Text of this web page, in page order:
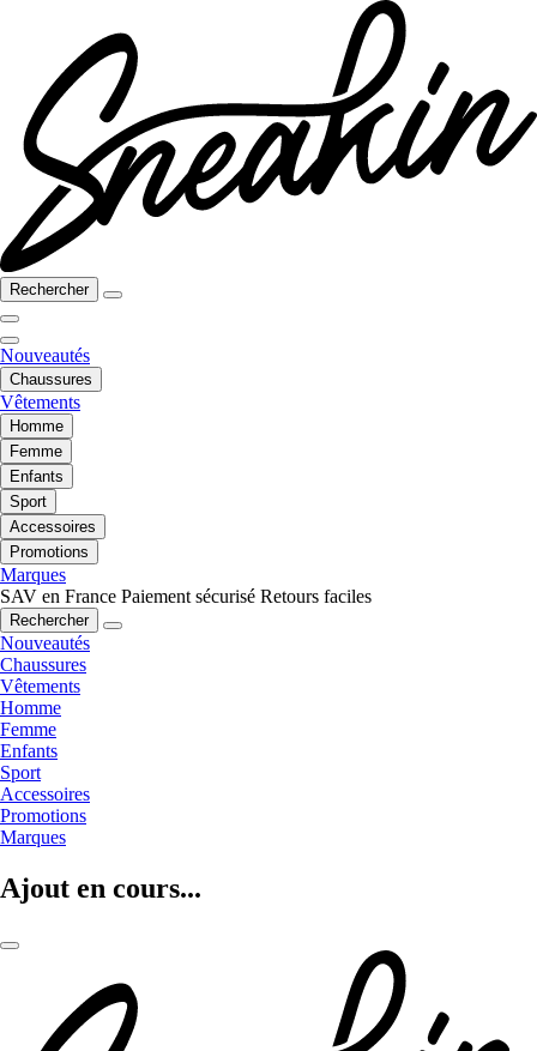
Rechercher
Nouveautés
Chaussures
Vêtements
Homme
Femme
Enfants
Sport
Accessoires
Promotions
Marques
SAV en France Paiement sécurisé Retours faciles
Rechercher
Nouveautés
Chaussures
Vêtements
Homme
Femme
Enfants
Sport
Accessoires
Promotions
Marques
Ajout en cours...